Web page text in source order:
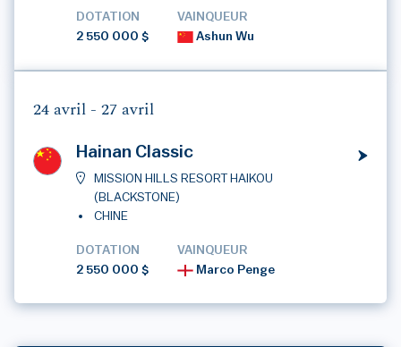
DOTATION
2 550 000 $
VAINQUEUR
Ashun Wu
24 avril - 27 avril
Hainan Classic
MISSION HILLS RESORT HAIKOU
(BLACKSTONE)
CHINE
DOTATION
2 550 000 $
VAINQUEUR
Marco Penge